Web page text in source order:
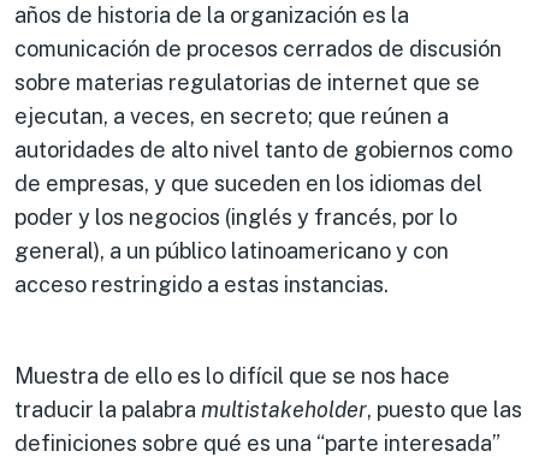
años de historia de la organización es la
comunicación de procesos cerrados de discusión
sobre materias regulatorias de internet que se
ejecutan, a veces, en secreto; que reúnen a
autoridades de alto nivel tanto de gobiernos como
de empresas, y que suceden en los idiomas del
poder y los negocios (inglés y francés, por lo
general), a un público latinoamericano y con
acceso restringido a estas instancias.
Muestra de ello es lo difícil que se nos hace
traducir la palabra multistakeholder, puesto que las
definiciones sobre qué es una “parte interesada”